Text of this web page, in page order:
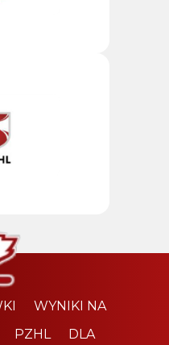
WYNIKI NA
PZHL DLA